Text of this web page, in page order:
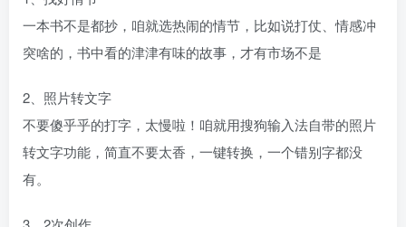
一本书不是都抄，咱就选热闹的情节，比如说打仗、情感冲
突啥的，书中看的津津有味的故事，才有市场不是
2、照片转文字
不要傻乎乎的打字，太慢啦！咱就用搜狗输入法自带的照片
转文字功能，简直不要太香，一键转换，一个错别字都没
有。